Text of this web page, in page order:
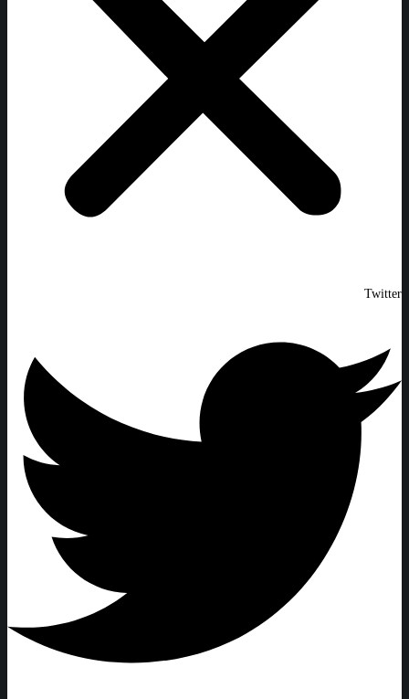
Twitter